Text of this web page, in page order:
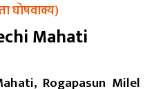
घोषवाक्य)
Mahati
Rogapasun Milel